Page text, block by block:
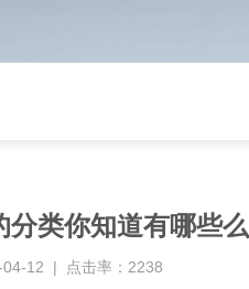
分类你知道有哪些么
04-12 | 点击率：2238